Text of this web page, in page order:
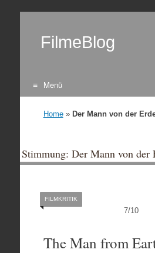
FilmeBlog
Menü
Home» Der Mann von der
Stimmung: Der Mann von der
7/10
FILMKRITIK
The Man from